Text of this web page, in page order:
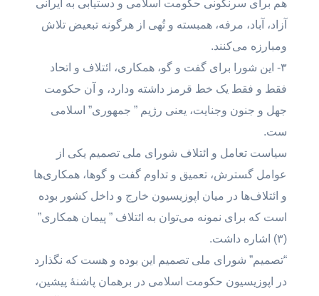
هم برای سرنگونی حکومت اسلامی و دستیابی به ایرانی
آزاد، آباد، مرفه، همبسته و تُهی از هرگونه تبعیض تلاش
ومبارزه می‌کنند.
۳- این شورا برای گفت و گو، همکاری، ائتلاف و اتحاد
فقط و فقط یک خط قرمز داشته ودارد، و آن حکومت
جهل و جنون وجنایت، یعنی رژیم ” جمهوری” اسلامی
ست.
سیاست تعامل و ائتلاف شورای ملی تصمیم یکی از
عوامل گسترش، تعمیق و تداوم گفت و گو‌ها، همکاری‌ها
و ائتلاف‌ها در میان اپوزیسیون خارج و داخل کشور بوده
است که برای نمونه می‌توان به ائتلاف ” پیمان همکاری”
(۳) اشاره داشت.
“تصمیم” شورای ملی تصمیم این بوده و هست که نگذارد
در اپوزیسیون حکومت اسلامی در برهمان پاشنۀ پیشین،